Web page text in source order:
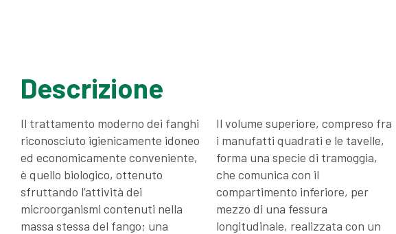
Descrizione
Il trattamento moderno dei fanghi
riconosciuto igienicamente idoneo
ed economicamente conveniente,
è quello biologico, ottenuto
sfruttando l’attività dei
microorganismi contenuti nella
massa stessa del fango; una
Il volume superiore, compreso fra
i manufatti quadrati e le tavelle,
forma una specie di tramoggia,
che comunica con il
compartimento inferiore, per
mezzo di una fessura
longitudinale, realizzata con un